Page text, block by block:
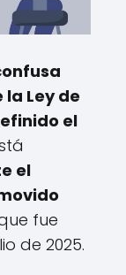
Ley de
el
el
fue
de 2025.